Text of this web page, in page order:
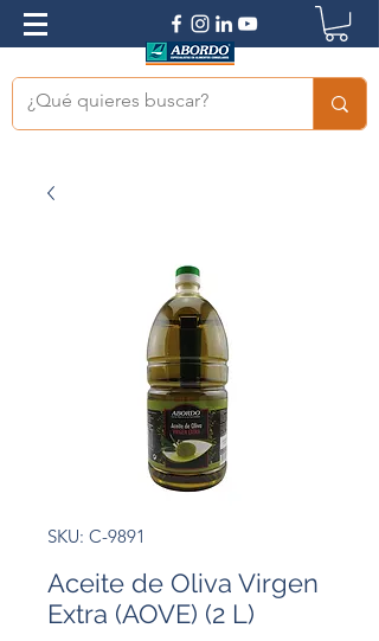
SKU: C-9891
Aceite de Oliva Virgen
Extra (AOVE) (2 L)